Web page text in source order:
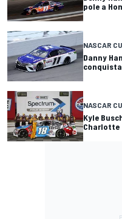
pole a
NASCAR
Danny
NASCAR
Kyle
Charlotte